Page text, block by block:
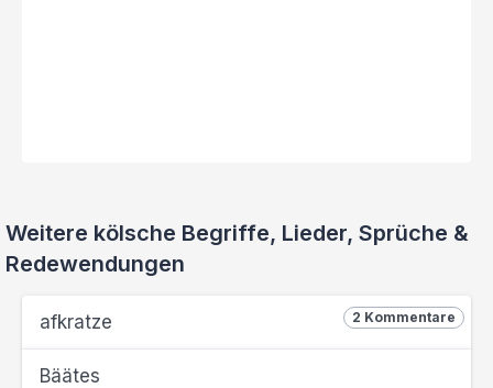
Weitere kölsche Begriffe, Lieder, Sprüche &
Redewendungen
2 Kommentare
afkratze
Bäätes